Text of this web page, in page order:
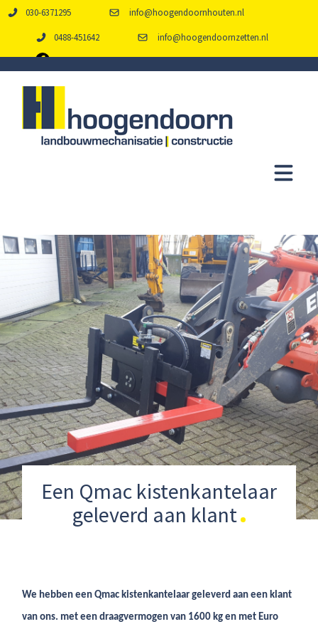
030-6371295 info@hoogendoornhouten.nl
0488-451642 info@hoogendoornzetten.nl
Een Qmac kistenkantelaar
geleverd aan klant
We hebben een Qmac kistenkantelaar geleverd aan een klant
van ons. met een draagvermogen van 1600 kg en met Euro